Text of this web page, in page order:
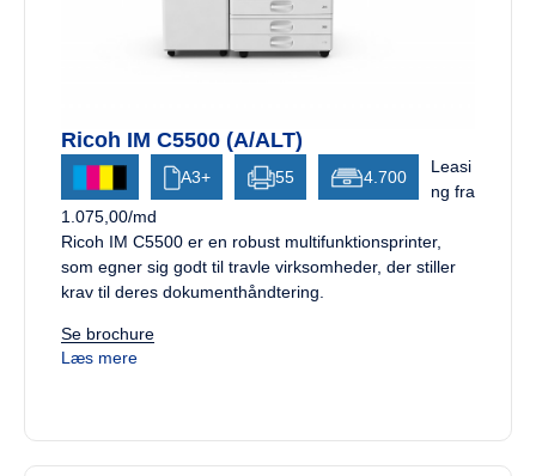
Ricoh IM C5500 (A/ALT)
A3+ 55 4.700
Leasi
ng fra
1.075,00/md
Ricoh IM C5500 er en robust multifunktionsprinter,
som egner sig godt til travle virksomheder, der stiller
krav til deres dokumenthåndtering.
Se brochure
Læs mere